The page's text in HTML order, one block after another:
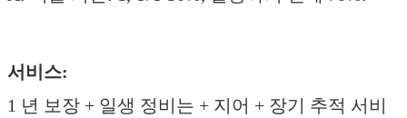
서비스:
1 년 보장 + 일생 정비는 + 지어 + 장기 추적 서비